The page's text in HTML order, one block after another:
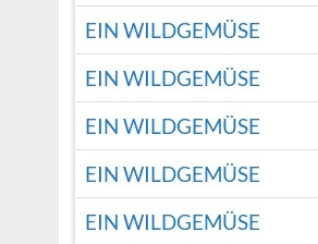
EIN WILDGEMÜSE
EIN WILDGEMÜSE
EIN WILDGEMÜSE
EIN WILDGEMÜSE
EIN WILDGEMÜSE